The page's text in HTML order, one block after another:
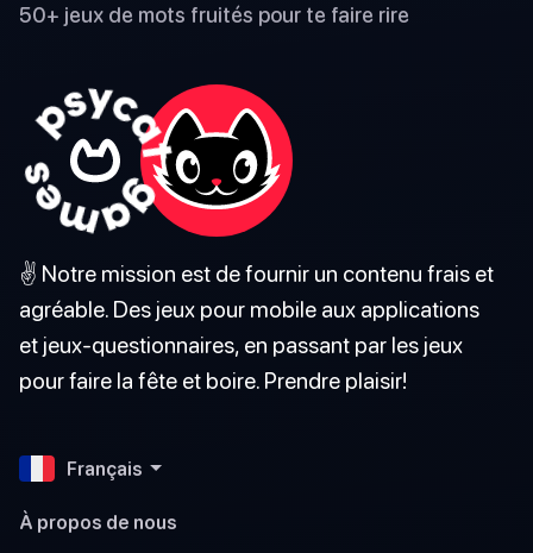
50+ jeux de mots fruités pour te faire rire
✌️ Notre mission est de fournir un contenu frais et
agréable. Des jeux pour mobile aux applications
et jeux-questionnaires, en passant par les jeux
pour faire la fête et boire. Prendre plaisir!
Français
À propos de nous